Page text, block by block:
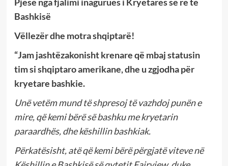
Bashkisë
Vëllezër dhe motra shqiptarë!
“Jam jashtëzakonisht krenare që mbaj statusin
tim si shqiptaro amerikane, dhe u zgjodha për
kryetare bashkie.
Unë vetëm mund të shpresoj të vazhdoj punën e
mire, që kemi bërë së bashku me kryetarin
paraardhës, dhe këshillin bashkiak.
Përkatësisht, atë që kemi bërë përgjatë viteve në